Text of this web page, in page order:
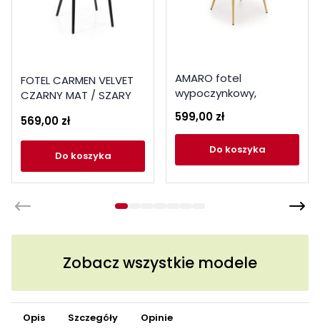
FOTEL CARMEN VELVET
CZARNY MAT / SZARY
569,00 zł
do koszyka
AMARO fotel
wypoczynkowy,
599,00 zł
do koszyka
Zobacz wszystkie modele
Opis Szczegóły Opinie